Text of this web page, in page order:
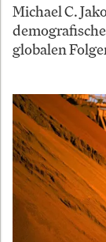
Michael C.
globalen